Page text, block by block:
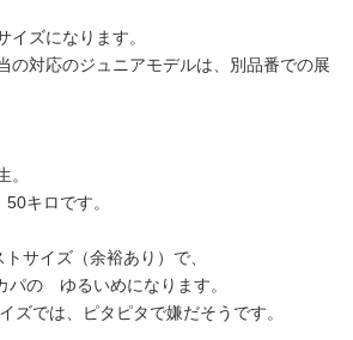
イズになります。
の対応のジュニアモデルは、別品番での展
。
キロです。
サイズ（余裕あり）で、
パの ゆるいめになります。
ズでは、ピタピタで嫌だそうです。